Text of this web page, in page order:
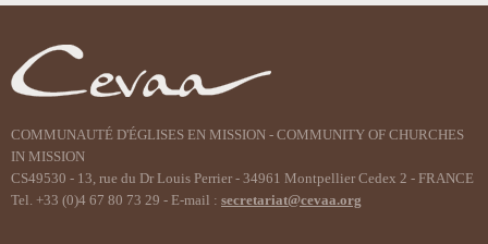
document
COMMUNAUTÉ D'ÉGLISES EN MISSION - COMMUNITY OF CHURCHES
IN MISSION
CS49530 - 13, rue du Dr Louis Perrier - 34961 Montpellier Cedex 2 - FRANCE
Tel. +33 (0)4 67 80 73 29 - E-mail : secretariat@cevaa.org